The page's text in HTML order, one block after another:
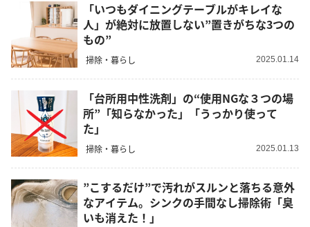
「いつもダイニングテーブルがキレイな
人」が絶対に放置しない”置きがちな3つの
もの”
掃除・暮らし 2025.01.14
「台所用中性洗剤」の“使用NGな３つの場
所”「知らなかった」「うっかり使って
た」
掃除・暮らし 2025.01.13
”こするだけ”で汚れがスルンと落ちる意外
なアイテム。シンクの手間なし掃除術「臭
いも消えた！」